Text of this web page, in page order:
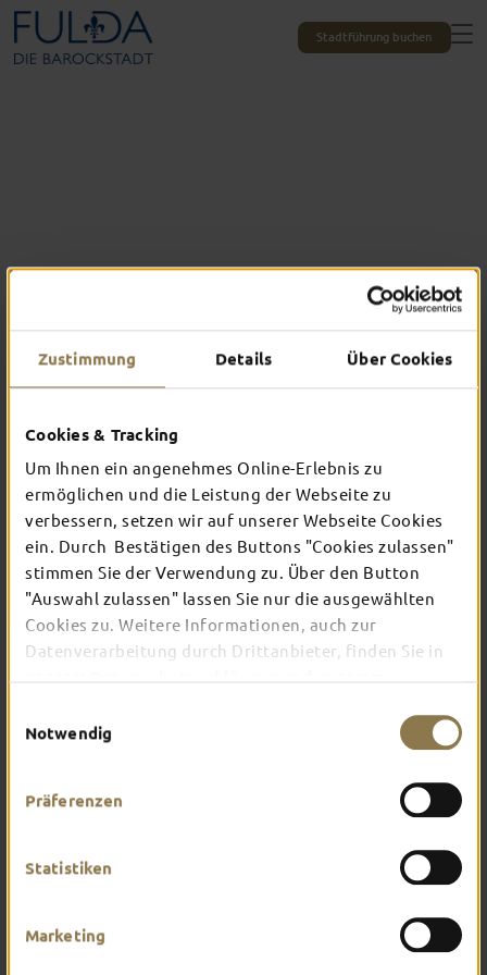
Zustimmung Details Über Cookies
Cookies & Tracking
Um Ihnen ein angenehmes Online-Erlebnis zu
ermöglichen und die Leistung der Webseite zu
verbessern, setzen wir auf unserer Webseite Cookies
ein. Durch Bestätigen des Buttons "Cookies zulassen"
stimmen Sie der Verwendung zu. Über den Button
"Auswahl zulassen" lassen Sie nur die ausgewählten
Cookies zu. Weitere Informationen, auch zur
Datenverarbeitung durch Drittanbieter, finden Sie in
Notwendig
Präferenzen
Statistiken
Marketing
Stadtführung buchen
Das erlebst du nur in Fulda
TOP-EVENTS
In Fulda ist irgendwo immer etwas los: Ob
Konzert, Musical, Erlebnis-Stadtführung oder
Theater – entdecke hier aktuelle Veranstaltungen
und Highlights in und um Fulda.